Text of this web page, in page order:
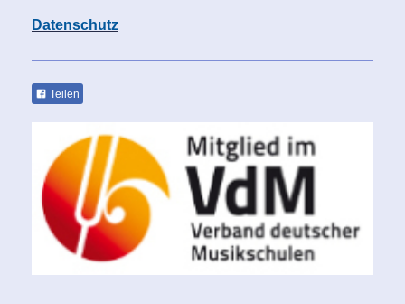
Datenschutz
Teilen